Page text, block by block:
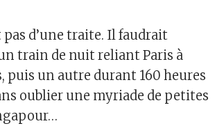
d’une traite. Il faudrait
train de nuit reliant Paris à
puis un autre durant 160 heures
oublier une myriade de petites